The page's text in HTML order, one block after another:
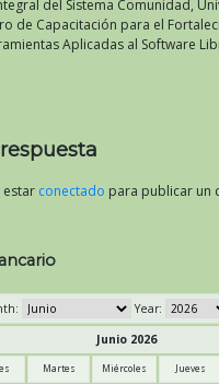
del Sistema Comunidad,
de Capacitación para el
Aplicadas al Software
estar conectado para publicar un
Year:
Junio 2026
Martes Miércoles Jueves